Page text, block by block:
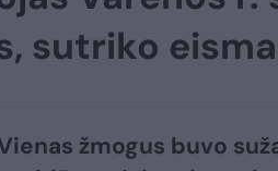
sutriko
žmogus buvo